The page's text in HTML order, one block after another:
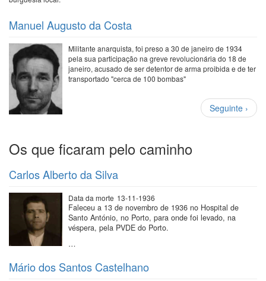
Manuel Augusto da Costa
Militante anarquista, foi preso a 30 de janeiro de 1934
pela sua participação na greve revolucionária do 18 de
janeiro, acusado de ser detentor de arma proibida e de ter
transportado "cerca de 100 bombas"
Paginação
Próxima
página
Seguinte ›
Os que ficaram pelo caminho
Carlos Alberto da Silva
Data da morte 13-11-1936
Faleceu a 13 de novembro de 1936 no Hospital de
Santo António, no Porto, para onde foi levado, na
véspera, pela PVDE do Porto.
…
Mário dos Santos Castelhano